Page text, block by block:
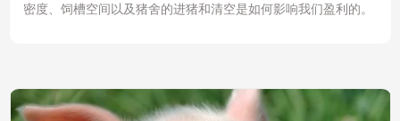
密度、饲槽空间以及猪舍的进猪和清空是如何影响我们盈利的。